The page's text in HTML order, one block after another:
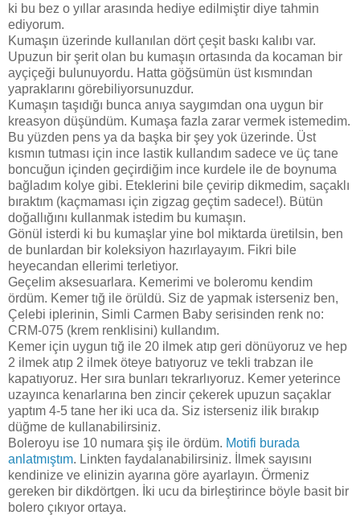
ki bu bez o yıllar arasında hediye edilmiştir diye tahmin
ediyorum.
Kumaşın üzerinde kullanılan dört çeşit baskı kalıbı var.
Upuzun bir şerit olan bu kumaşın ortasında da kocaman bir
ayçiçeği bulunuyordu. Hatta göğsümün üst kısmından
yapraklarını görebiliyorsunuzdur.
Kumaşın taşıdığı bunca anıya saygımdan ona uygun bir
kreasyon düşündüm. Kumaşa fazla zarar vermek istemedim.
Bu yüzden pens ya da başka bir şey yok üzerinde. Üst
kısmın tutması için ince lastik kullandım sadece ve üç tane
boncuğun içinden geçirdiğim ince kurdele ile de boynuma
bağladım kolye gibi. Eteklerini bile çevirip dikmedim, saçaklı
bıraktım (kaçmaması için zigzag geçtim sadece!). Bütün
doğallığını kullanmak istedim bu kumaşın.
Gönül isterdi ki bu kumaşlar yine bol miktarda üretilsin, ben
de bunlardan bir koleksiyon hazırlayayım. Fikri bile
heyecandan ellerimi terletiyor.
Geçelim aksesuarlara. Kemerimi ve boleromu kendim
ördüm. Kemer tığ ile örüldü. Siz de yapmak isterseniz ben,
Çelebi iplerinin, Simli Carmen Baby serisinden renk no:
CRM-075 (krem renklisini) kullandım.
Kemer için uygun tığ ile 20 ilmek atıp geri dönüyoruz ve hep
2 ilmek atıp 2 ilmek öteye batıyoruz ve tekli trabzan ile
kapatıyoruz. Her sıra bunları tekrarlıyoruz. Kemer yeterince
uzayınca kenarlarına ben zincir çekerek upuzun saçaklar
yaptım 4-5 tane her iki uca da. Siz isterseniz ilik bırakıp
düğme de kullanabilirsiniz.
Boleroyu ise 10 numara şiş ile ördüm. Motifi burada
anlatmıştım. Linkten faydalanabilirsiniz. İlmek sayısını
kendinize ve elinizin ayarına göre ayarlayın. Örmeniz
gereken bir dikdörtgen. İki ucu da birleştirince böyle basit bir
bolero çıkıyor ortaya.